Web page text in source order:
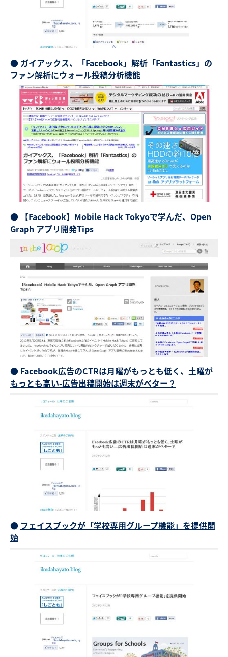
● ガイアックス、「Facebook」解析「Fantastics」の
ファン解析にウォール投稿分析機能
● 【Facebook】Mobile Hack Tokyoで学んだ、Open
Graph アプリ開発Tips
● Facebook広告のCTRは月曜がもっとも低く、土曜が
もっとも高い-広告出稿開始は週末がベター？
● フェイスブックが「学校専用グループ機能」を提供開
始